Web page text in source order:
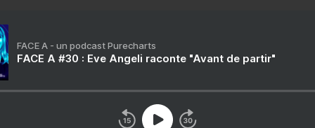
FACE A - un podcast Purecharts
FACE A #30 : Eve Angeli raconte "Avant de partir"